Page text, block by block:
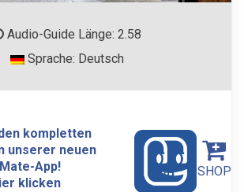
Audio-Guide Länge: 2.58
Sprache: Deutsch
kompletten
unserer neuen
App!
klicken
SHOP